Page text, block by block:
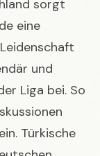
sorgt
eine
und
Liga bei. So
Türkische